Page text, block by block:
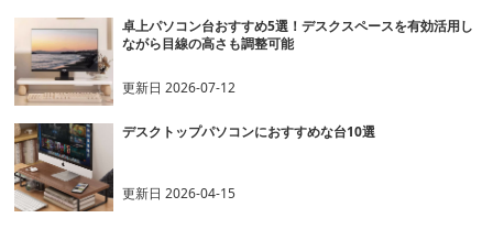
卓上パソコン台おすすめ5選！デスクスペースを有効活用し
ながら目線の高さも調整可能
更新日2026-07-12
デスクトップパソコンにおすすめな台10選
更新日2026-04-15